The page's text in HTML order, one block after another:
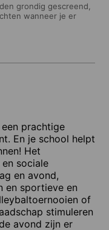
grondig gescreend,
wanneer je er
prachtige
En je school helpt
Het
sociale
en avond,
en sportieve en
of
stimuleren
avond zijn er